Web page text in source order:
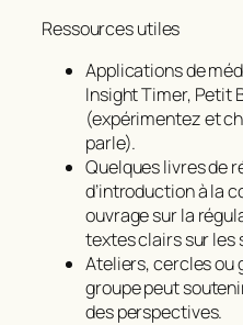
Ressources utiles
Applications de
Insight Timer, Petit
(expérimentez et
parle).
Quelques livres de
d’introduction à la
ouvrage sur la
textes clairs sur les
Ateliers, cercles ou
groupe peut
des perspectives.